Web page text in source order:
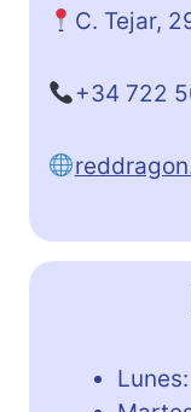
C. Tejar,
+34 722